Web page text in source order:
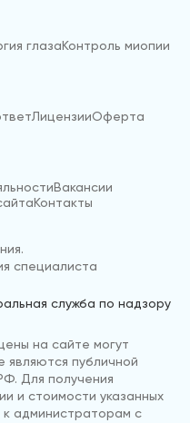
глазаКонтроль миопии
ЛицензииОферта
Вакансии
Контакты
специалиста
служба по надзору
на сайте могут
являются публичной
Для получения
и стоимости указанных
к администраторам с